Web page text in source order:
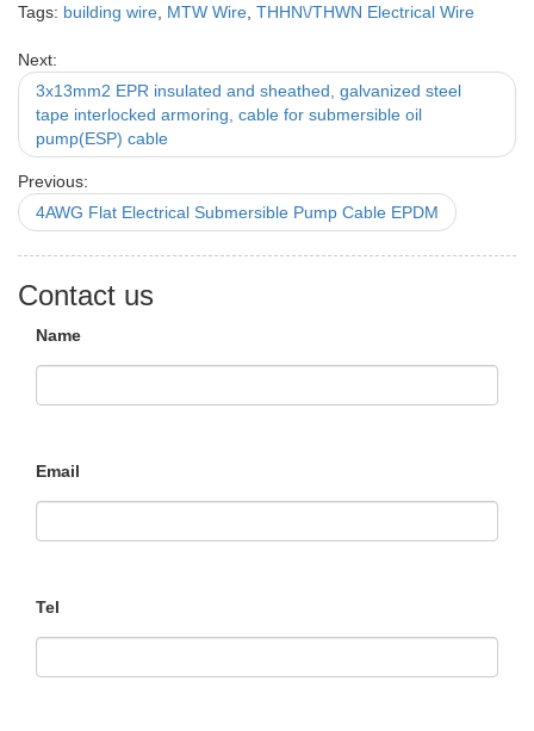
Tags: building wire MTW Wire THHN\/THWN Electrical Wire
Next:
3x13mm2 EPR insulated and sheathed, galvanized steel
tape interlocked armoring, cable for submersible oil
pump(ESP) cable
Previous:
4AWG Flat Electrical Submersible Pump Cable EPDM
Contact us
Name
Email
Tel